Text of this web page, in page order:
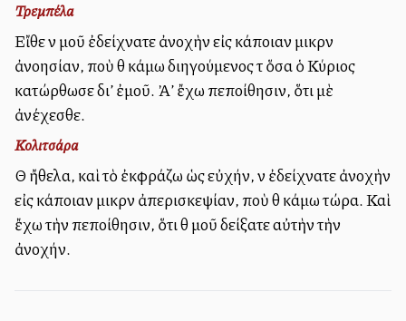
Τρεμπέλα
Εἴθε νὰ μοῦ ἐδείχνατε ἀνοχὴν εἰς κάποιαν μικρὰν
ἀνοησίαν, ποὺ θὰ κάμω διηγούμενος τὰ ὅσα ὁ Κύριος
κατώρθωσε δι’ ἐμοῦ. Ἀλλ’ ἔχω πεποίθησιν, ὅτι μὲ
ἀνέχεσθε.
Κολιτσάρα
Θὰ ἤθελα, καὶ τὸ ἐκφράζω ὡς εὐχήν, νὰ ἐδείχνατε ἀνοχὴν
εἰς κάποιαν μικρὰν ἀπερισκεψίαν, ποὺ θὰ κάμω τώρα. Καὶ
ἔχω τὴν πεποίθησιν, ὅτι θὰ μοῦ δείξατε αὐτὴν τὴν
ἀνοχήν.